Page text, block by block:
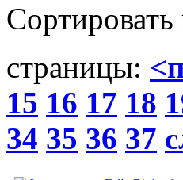
Сортировать
страницы:
15 16 17 18
34 35 36 37